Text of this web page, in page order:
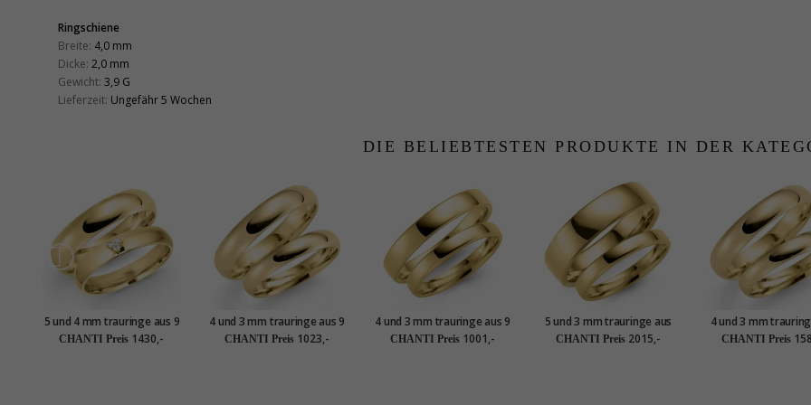
Ringschiene
Breite: 4,0 mm
Dicke: 2,0 mm
Gewicht: 3,9 G
Lieferzeit: Ungefähr 5 Wochen
DIE BELIEBTESTEN PRODUKTE IN DER
5 und 4 mm trauringe aus 9
Karat Gold 0,03 ct - set
CHANTI Preis 1430,-
4 und 3 mm trauringe aus 9
Karat Gold - set
CHANTI Preis 1023,-
4 und 3 mm trauringe aus 9
Karat Gold - set
CHANTI Preis 1001,-
5 und 3 mm trauringe aus
14 Karat Gold - set
CHANTI Preis 2015,-
4 und 3 mm
14 Karat Gold -
CHANTI Preis